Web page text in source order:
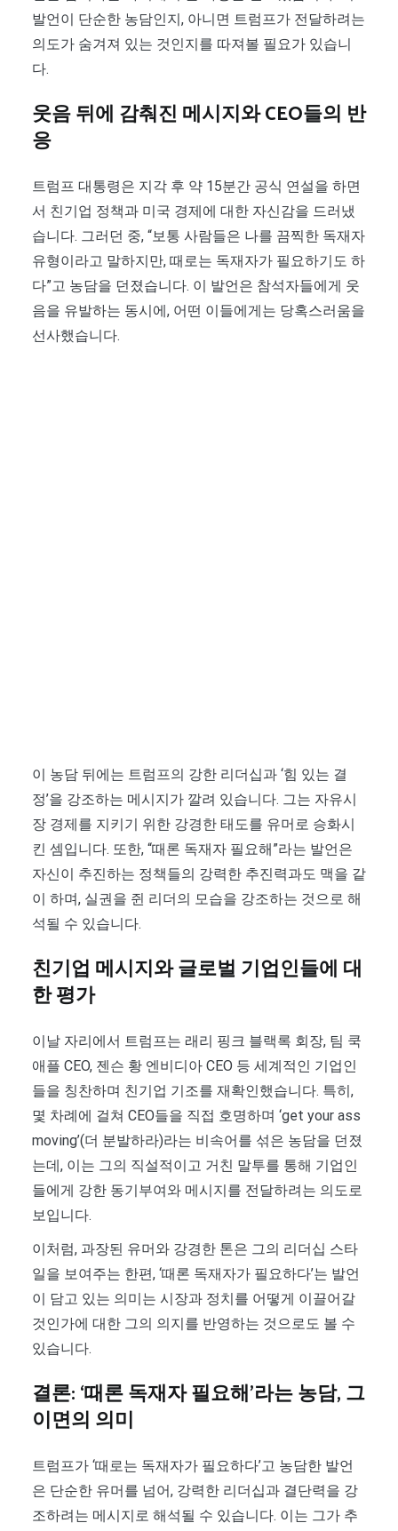
발언이 단순한 농담인지, 아니면 트럼프가 전달하려는
의도가 숨겨져 있는 것인지를 따져볼 필요가 있습니
다.
웃음 뒤에 감춰진 메시지와 CEO들의 반
응
트럼프 대통령은 지각 후 약 15분간 공식 연설을 하면
서 친기업 정책과 미국 경제에 대한 자신감을 드러냈
습니다. 그러던 중, “보통 사람들은 나를 끔찍한 독재자
유형이라고 말하지만, 때로는 독재자가 필요하기도 하
다”고 농담을 던졌습니다. 이 발언은 참석자들에게 웃
음을 유발하는 동시에, 어떤 이들에게는 당혹스러움을
선사했습니다.
이 농담 뒤에는 트럼프의 강한 리더십과 ‘힘 있는 결
정’을 강조하는 메시지가 깔려 있습니다. 그는 자유시
장 경제를 지키기 위한 강경한 태도를 유머로 승화시
킨 셈입니다. 또한, “때론 독재자 필요해”라는 발언은
자신이 추진하는 정책들의 강력한 추진력과도 맥을 같
이 하며, 실권을 쥔 리더의 모습을 강조하는 것으로 해
석될 수 있습니다.
친기업 메시지와 글로벌 기업인들에 대
한 평가
이날 자리에서 트럼프는 래리 핑크 블랙록 회장, 팀 쿡
애플 CEO, 젠슨 황 엔비디아 CEO 등 세계적인 기업인
들을 칭찬하며 친기업 기조를 재확인했습니다. 특히,
몇 차례에 걸쳐 CEO들을 직접 호명하며 ‘get your ass
moving’(더 분발하라)라는 비속어를 섞은 농담을 던졌
는데, 이는 그의 직설적이고 거친 말투를 통해 기업인
들에게 강한 동기부여와 메시지를 전달하려는 의도로
보입니다.
이처럼, 과장된 유머와 강경한 톤은 그의 리더십 스타
일을 보여주는 한편, ‘때론 독재자가 필요하다’는 발언
이 담고 있는 의미는 시장과 정치를 어떻게 이끌어갈
것인가에 대한 그의 의지를 반영하는 것으로도 볼 수
있습니다.
결론: ‘때론 독재자 필요해’라는 농담, 그
이면의 의미
트럼프가 ‘때로는 독재자가 필요하다’고 농담한 발언
은 단순한 유머를 넘어, 강력한 리더십과 결단력을 강
조하려는 메시지로 해석될 수 있습니다. 이는 그가 추